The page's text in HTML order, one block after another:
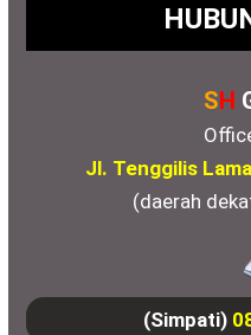
SH
Jl. Tenggilis
(daerah
(Simpati)